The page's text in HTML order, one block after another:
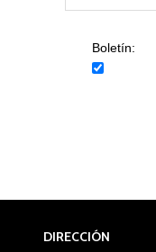
Boletín:
DIRECCIÓN